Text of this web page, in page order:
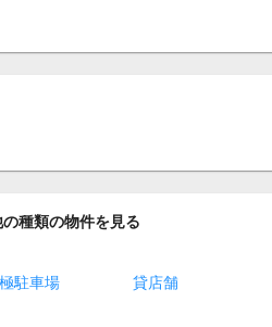
種類の物件を見る
駐車場 貸店舗